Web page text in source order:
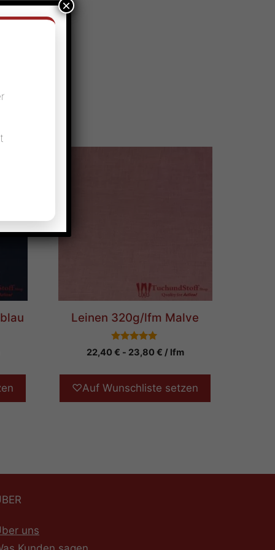
Leinen 320g/lfm Malve
5.00
von 5
22,40 € - 23,80 € / lfm
♡Auf Wunschliste setzen
×
uns